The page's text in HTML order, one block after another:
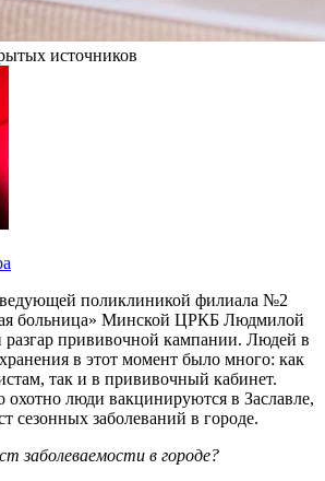
источников
поликлиникой филиала №2
больница» Минской ЦРКБ Людмилой
прививочной кампании. Людей в
в этот момент было много: как
так и в прививочный кабинет.
охотно люди вакцинируются в Заславле,
сезонных заболеваний в городе.
заболеваемости в городе?